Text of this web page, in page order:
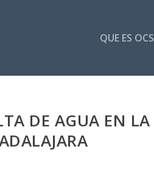
QUE ES
DE AGUA EN LA